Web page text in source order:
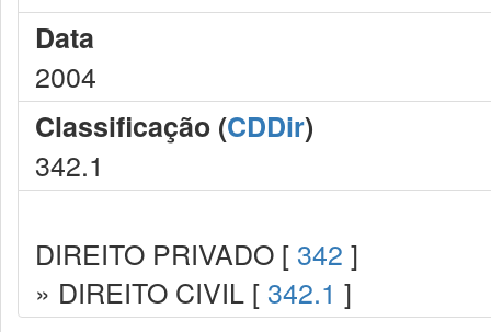
Data
2004
Classificação (CDDir)
342.1
DIREITO PRIVADO [ 342 ]
» DIREITO CIVIL [ 342.1 ]